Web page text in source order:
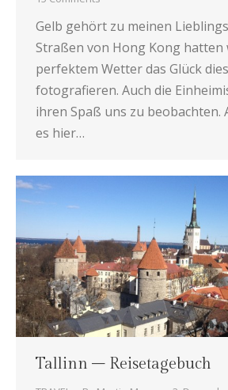
Gelb gehört zu meinen
Straßen von Hong Kong hatten
perfektem Wetter das Glück
fotografieren. Auch die
ihren Spaß uns zu beobachten.
es hier…
Tallinn – Reisetagebuch